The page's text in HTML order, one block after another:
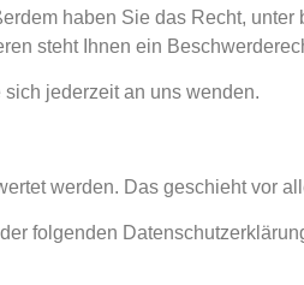
haben Sie das Recht,
steht Ihnen ein
jederzeit an uns wenden.
werden. Das geschieht vor
folgenden